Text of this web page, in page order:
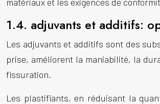
1.4. adjuvants et additifs:
Les adjuvants et additifs sont des
prise, améliorent la maniabilité, la
fissuration.
Les plastifiants, en réduisant la